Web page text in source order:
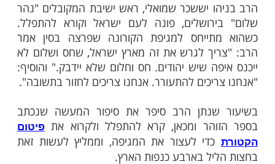
עוד תוכן חדש ומפתיע! התחברו לכל
שלנו בתהילים בלחיצה כאן >>>​
יששכר שמואלי, ראש ישיבת המקובלים "נהר
פונה לעם ישראל וקורא להתפלל.
למגיפת הקורונה שפרצה בסין אמר